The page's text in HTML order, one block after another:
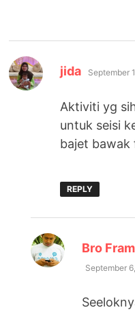
jida says:
September
Aktiviti yg
untuk seisi
bajet bawak
REPLY
Bro
September